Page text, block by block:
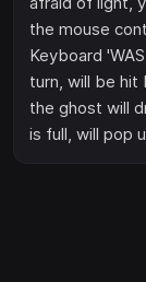
the mouse
Keyboard
turn, will be hit
the ghost will
is full, will pop